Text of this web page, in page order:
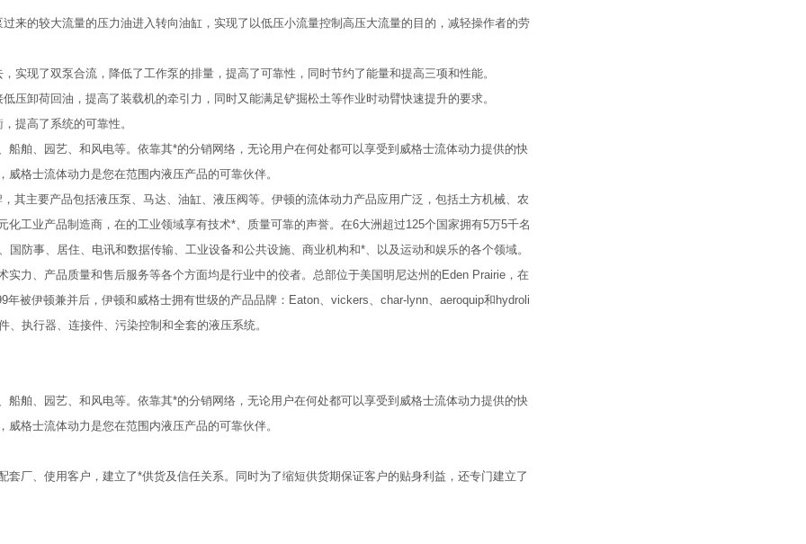
来的较大流量的压力油进入转向油缸，实现了以低压小流量控制高压大流量的目的，减轻操作者的劳
实现了双泵合流，降低了工作泵的排量，提高了可靠性，同时节约了能量和提高三项和性能。
压卸荷回油，提高了装载机的牵引力，同时又能满足铲掘松土等作业时动臂快速提升的要求。
提高了系统的可靠性。
舶、园艺、和风电等。依靠其*的分销网络，无论用户在何处都可以享受到威格士流体动力提供的快
格士流体动力是您在范围内液压产品的可靠伙伴。
其主要产品包括液压泵、马达、油缸、液压阀等。伊顿的流体动力产品应用广泛，包括土方机械、农
工业产品制造商，在的工业领域享有技术*、质量可靠的声誉。在6大洲超过125个国家拥有5万5千名
防事、居住、电讯和数据传输、工业设备和公共设施、商业机构和*、以及运动和娱乐的各个领域。
力、产品质量和售后服务等各个方面均是行业中的佼者。总部位于美国明尼达州的Eden Prairie，在
被伊顿兼并后，伊顿和威格士拥有世级的产品品牌：Eaton、vickers、char-lynn、aeroquip和hydroli
执行器、连接件、污染控制和全套的液压系统。
舶、园艺、和风电等。依靠其*的分销网络，无论用户在何处都可以享受到威格士流体动力提供的快
格士流体动力是您在范围内液压产品的可靠伙伴。
厂、使用客户，建立了*供货及信任关系。同时为了缩短供货期保证客户的贴身利益，还专门建立了